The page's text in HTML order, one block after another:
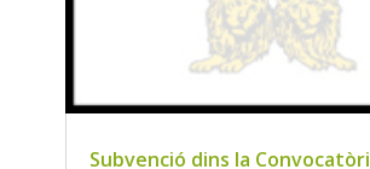
Subvenció dins la